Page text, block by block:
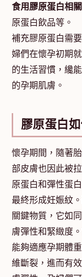
食用膠原蛋白相
原蛋白飲品等。
補充膠原蛋白需
婦們在懷孕初期
的生活習慣，纔
的孕期肌膚。
膠原蛋白
懷孕期間，隨著
部皮膚也因此被
原蛋白和彈性蛋
最終形成妊娠紋
關鍵物質，它如
膚彈性和緊緻度
能夠適應孕期體
維斷裂，進而有